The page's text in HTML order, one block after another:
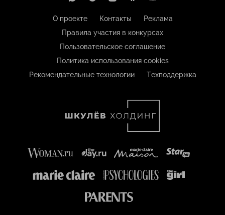
О проекте Контакты
Реклама
Правила участия в конкурсах
Пользовательское соглашение
Политика использования cookies
Рекомендательные технологии
Техподдержка